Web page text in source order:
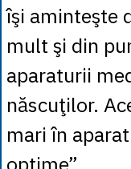
îşi aminteşte
mult şi din
aparaturii
născuţilor.
mari în